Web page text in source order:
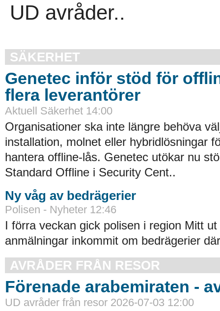
UD avråder..
SÄKERHET
Genetec inför stöd för
flera leverantörer
Aktuell Säkerhet 14:00
Organisationer ska inte längre behöva
installation, molnet eller hybridlösningar
hantera offline-lås. Genetec utökar nu
Standard Offline i Security Cent..
Ny våg av bedrägerier
Polisen - Nyheter 12:46
I förra veckan gick polisen i region Mitt
anmälningar inkommit om bedrägerier
AVRÅDER FRÅN RESOR
Förenade arabemiraten -
UD avråder från resor 2026-07-03 12:00